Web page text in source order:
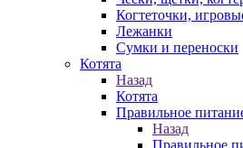
Когтеточки,
Лежанки
Сумки и переноски
Котята
Назад
Котята
Правильное
Назад
Правильное